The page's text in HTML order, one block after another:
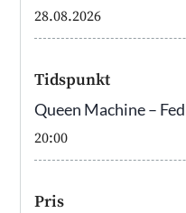
28.08.2026
Tidspunkt
Queen Machine –
20:00
Pris